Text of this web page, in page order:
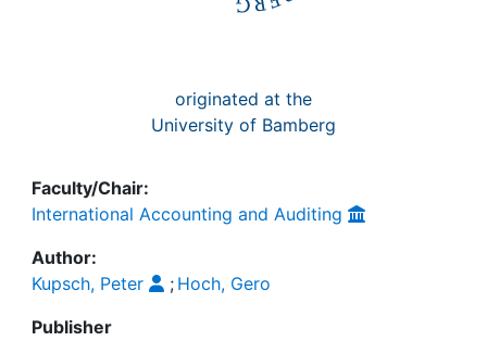
originated at the
University of Bamberg
Faculty/Chair:
International Accounting and Auditing
Author:
Kupsch, Peter
; Hoch, Gero
Publisher